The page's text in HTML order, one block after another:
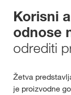
Korisni
odnose
odrediti
Žetva
je proizvodne